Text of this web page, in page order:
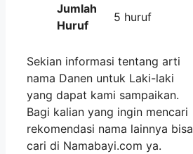
Jumlah
Huruf
5 huruf
Sekian informasi tentang arti
nama Danen untuk Laki-laki
yang dapat kami sampaikan.
Bagi kalian yang ingin mencari
rekomendasi nama lainnya bisa
cari di Namabayi.com ya.